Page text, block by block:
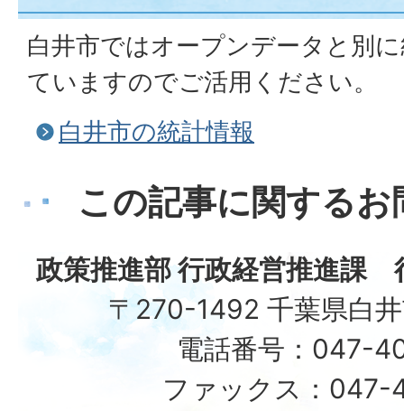
白井市ではオープンデータと別
ていますのでご活用ください。
白井市の統計情報
この記事に関する
政策推進部 行政経営推進課
〒270-1492 千葉県白
電話番号：047-
ファックス：047-